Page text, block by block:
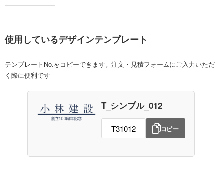
使用しているデザインテンプレート
テンプレートNo.をコピーできます。注文・見積フォームにご入力いただ
く際に便利です
T_シンプル_012
コピー